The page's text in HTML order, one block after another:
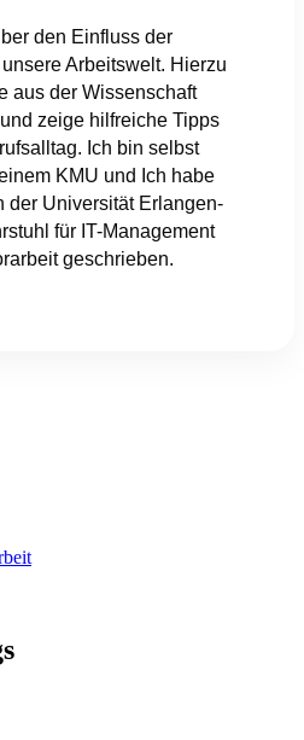
den Einfluss der
Arbeitswelt. Hierzu
aus der Wissenschaft
zeige hilfreiche Tipps
Ich bin selbst
KMU und Ich habe
der Universität Erlangen-
für IT-Management
geschrieben.